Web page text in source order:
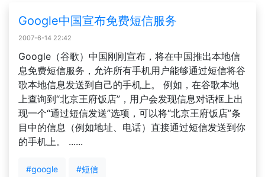
Google中国宣布免费短信服务
2007-6-14 22:42
Google（谷歌）中国刚刚宣布，将在中国推出本地信
息免费短信服务，允许所有手机用户能够通过短信将谷
歌本地信息发送到自己的手机上。 例如，在谷歌本地
上查询到“北京王府饭店”，用户会发现信息对话框上出
现一个“通过短信发送”选项，可以将“北京王府饭店”条
目中的信息（例如地址、电话）直接通过短信发送到你
的手机上。 ......
#google #短信